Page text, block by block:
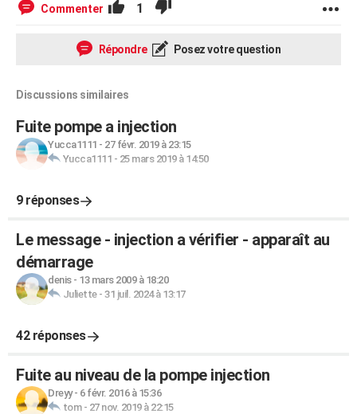
Commenter 1
Répondre Posez votre question
Discussions similaires
Fuite pompe a injection
Yucca1111 - 27 févr. 2019 à 23:15
Yucca1111 - 25 mars 2019 à 14:50
9 réponses
Le message - injection a vérifier - apparaît au
démarrage
denis- 13 mars 2009 à 18:20
Juliette- 31 juil. 2024 à 13:17
42 réponses
Fuite au niveau de la pompe injection
Dreyy- 6 févr. 2016 à 15:36
tom- 27 nov. 2019 à 22:15